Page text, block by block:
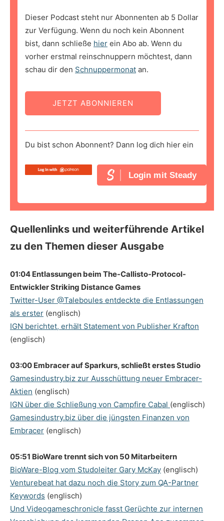
Dieser Podcast steht nur Abonnenten ab 5 Dollar
zur Verfügung. Wenn du noch kein Abonnent
bist, dann schließe hier ein Abo ab. Wenn du
vorher erstmal reinschnuppern möchtest, dann
schau dir den Schnuppermonat an.
JETZT ABONNIEREN
Du bist schon Abonnent? Dann log dich hier ein
Login mit Steady
Quellenlinks und weiterführende Artikel
zu den Themen dieser Ausgabe
01:04 Entlassungen beim The-Callisto-Protocol-
Entwickler Striking Distance Games
Twitter-User @Taleboules entdeckte die Entlassungen
als erster (englisch)
IGN berichtet, erhält Statement von Publisher Krafton
(englisch)
03:00 Embracer auf Sparkurs, schließt erstes Studio
Gamesindustry.biz zur Ausschüttung neuer Embracer-
Aktien (englisch)
IGN über die Schließung von Campfire Cabal (englisch)
Gamesindustry.biz über die jüngsten Finanzen von
Embracer (englisch)
05:51 BioWare trennt sich von 50 Mitarbeitern
BioWare-Blog vom Studoleiter Gary McKay (englisch)
Venturebeat hat dazu noch die Story zum QA-Partner
Keywords (englisch)
Und Videogameschronicle fasst Gerüchte zur internen